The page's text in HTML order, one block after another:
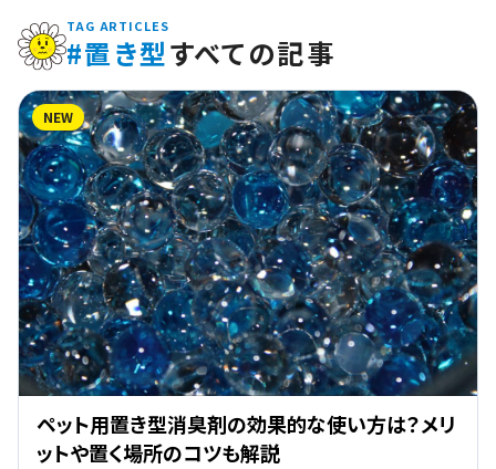
TAG ARTICLES
#置き型すべての記事
NEW
ペット用置き型消臭剤の効果的な使い方は？メリ
ットや置く場所のコツも解説